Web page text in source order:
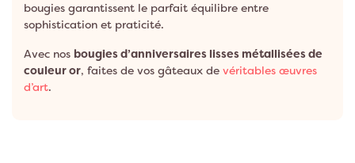
bougies garantissent le parfait équilibre entre
sophistication et praticité.
Avec nos bougies d’anniversaires lisses métallisées de
couleur or, faites de vos gâteaux de véritables œuvres
d’art.